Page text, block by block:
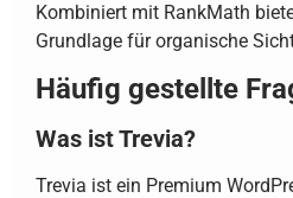
Kombiniert mit RankMath
Grundlage für organische
Häufig gestellte
Was ist Trevia?
Trevia ist ein Premium